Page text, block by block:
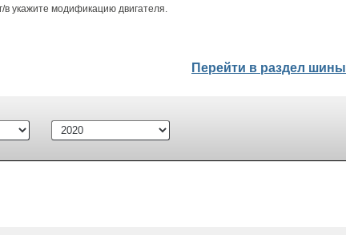
в укажите модификацию двигателя.
Перейти в раздел шины